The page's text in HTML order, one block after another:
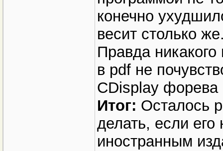
конечно
весит столько
Правда
в pdf не
CDisplay форева
Итог: Осталось
делать, если
иностранным